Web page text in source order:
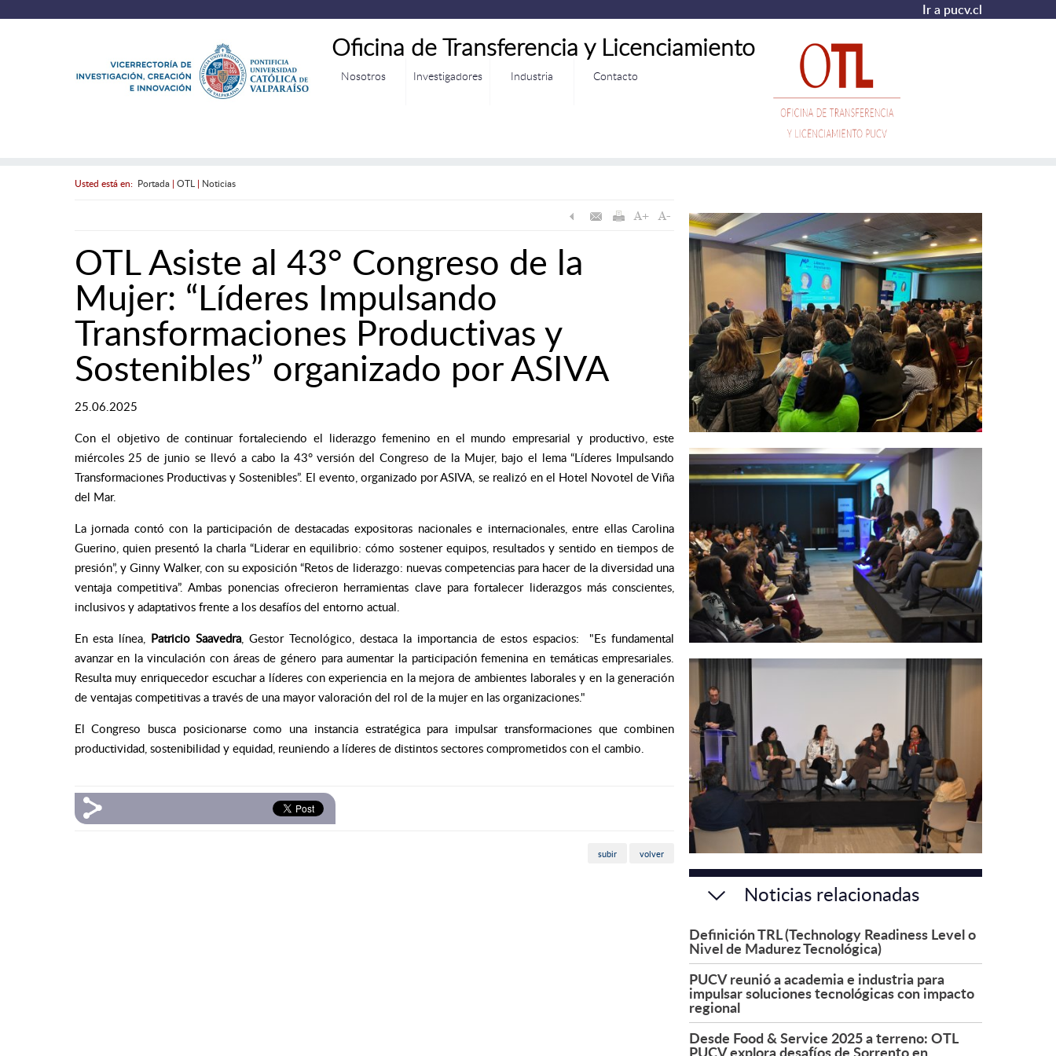
Ir a pucv.cl
Oficina de Transferencia y Licenciamiento
Nosotros Investigadores Industria Contacto
Usted está en: Portada| OTL | Noticias
OTL Asiste al 43° Congreso de la
Mujer: “Líderes Impulsando
Transformaciones Productivas y
Sostenibles” organizado por ASIVA
25.06.2025
Con el objetivo de continuar fortaleciendo el liderazgo femenino en el mundo empresarial y productivo, este
miércoles 25 de junio se llevó a cabo la 43° versión del Congreso de la Mujer, bajo el lema “Líderes Impulsando
Transformaciones Productivas y Sostenibles”. El evento, organizado por ASIVA, se realizó en el Hotel Novotel de Viña
del Mar.
La jornada contó con la participación de destacadas expositoras nacionales e internacionales, entre ellas Carolina
Guerino, quien presentó la charla “Liderar en equilibrio: cómo sostener equipos, resultados y sentido en tiempos de
presión”, y Ginny Walker, con su exposición “Retos de liderazgo: nuevas competencias para hacer de la diversidad una
ventaja competitiva”. Ambas ponencias ofrecieron herramientas clave para fortalecer liderazgos más conscientes,
inclusivos y adaptativos frente a los desafíos del entorno actual.
En esta línea, Patricio Saavedra, Gestor Tecnológico, destaca la importancia de estos espacios: "Es fundamental
avanzar en la vinculación con áreas de género para aumentar la participación femenina en temáticas empresariales.
Resulta muy enriquecedor escuchar a líderes con experiencia en la mejora de ambientes laborales y en la generación
de ventajas competitivas a través de una mayor valoración del rol de la mujer en las organizaciones."
El Congreso busca posicionarse como una instancia estratégica para impulsar transformaciones que combinen
productividad, sostenibilidad y equidad, reuniendo a líderes de distintos sectores comprometidos con el cambio.
subir volver
Noticias relacionadas
Definición TRL (Technology Readiness Level o
Nivel de Madurez Tecnológica)
PUCV reunió a academia e industria para
impulsar soluciones tecnológicas con impacto
regional
Desde Food & Service 2025 a terreno: OTL
PUCV explora desafíos de Sorrento en